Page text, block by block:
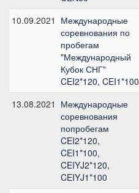
10.09.2021 Международные
соревнования по
пробегам
"Международный
Кубок СНГ"
CEI2*120, CEI1*100
13.08.2021 Международные
соревнования
попробегам
CEI2*120,
CEI1*100,
CEIYJ2*120,
CEIYJ1*100